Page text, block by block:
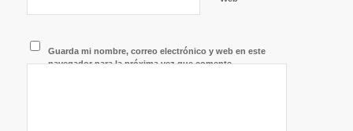
Guarda mi nombre, correo electrónico y web en este
navegador para la próxima vez que comente.